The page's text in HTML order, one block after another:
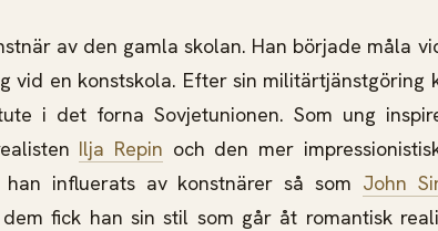
av den gamla skolan. Han började måla
vid en konstskola. Efter sin militärtjänstgöring
i det forna Sovjetunionen. Som ung
Ilja Repin och den mer
influerats av konstnärer så som John
fick han sin stil som går åt romantisk